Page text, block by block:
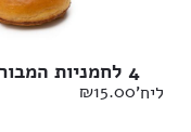
4 לחמניות המבורגר
ליח' ₪15.00